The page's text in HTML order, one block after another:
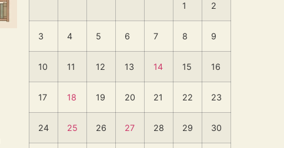
1 2
3 4 5 6 7 8 9
10 11 12 13 14 15 16
17 18 19 20 21 22 23
24 25 26 27 28 29 30